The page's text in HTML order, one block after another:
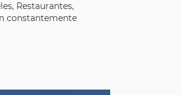
Restaurantes,
constantemente